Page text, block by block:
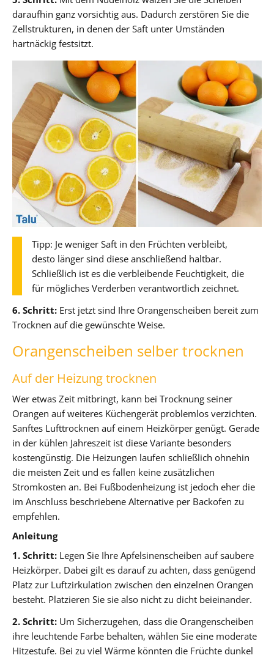
daraufhin ganz vorsichtig aus. Dadurch zerstören Sie die
Zellstrukturen, in denen der Saft unter Umständen
hartnäckig festsitzt.
Tipp: Je weniger Saft in den Früchten verbleibt,
desto länger sind diese anschließend haltbar.
Schließlich ist es die verbleibende Feuchtigkeit, die
für mögliches Verderben verantwortlich zeichnet.
6. Schritt: Erst jetzt sind Ihre Orangenscheiben bereit zum
Trocknen auf die gewünschte Weise.
Orangenscheiben selber trocknen
Auf der Heizung trocknen
Wer etwas Zeit mitbringt, kann bei Trocknung seiner
Orangen auf weiteres Küchengerät problemlos verzichten.
Sanftes Lufttrocknen auf einem Heizkörper genügt. Gerade
in der kühlen Jahreszeit ist diese Variante besonders
kostengünstig. Die Heizungen laufen schließlich ohnehin
die meisten Zeit und es fallen keine zusätzlichen
Stromkosten an. Bei Fußbodenheizung ist jedoch eher die
im Anschluss beschriebene Alternative per Backofen zu
empfehlen.
Anleitung
1. Schritt: Legen Sie Ihre Apfelsinenscheiben auf saubere
Heizkörper. Dabei gilt es darauf zu achten, dass genügend
Platz zur Luftzirkulation zwischen den einzelnen Orangen
besteht. Platzieren Sie sie also nicht zu dicht beieinander.
2. Schritt: Um Sicherzugehen, dass die Orangenscheiben
ihre leuchtende Farbe behalten, wählen Sie eine moderate
Hitzestufe. Bei zu viel Wärme könnten die Früchte dunkel